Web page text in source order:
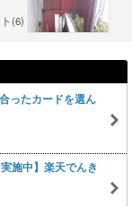
(6)
ったカードを選ん
施中】楽天でんき